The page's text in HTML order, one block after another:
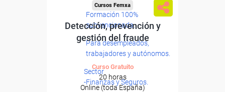
Formación 100%
subvencionada.
Para desempleados,
trabajadores y autónomos.
Sector
-Finanzas y Seguros.
Cursos Femxa
Detección, prevención y
gestión del fraude
Curso Gratuito
20 horas
Online (toda España)